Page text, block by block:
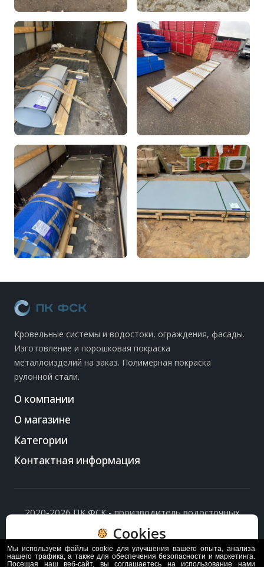
Кровельные системы и водостоки, ограждения, фасады.
Изготовление и порошковая покраска
металлоизделий на заказ. Полимерная покраска
рулонной стали.
О компании
О магазине
Категории
Контактная информация
2020-2026 ПК ФСК - производитель водосточных
Политика обработки персональных данных
на их обработку.
Cookies
Пользуясь сайтом, вы соглашаетесь с политикой
Мы используем файлы cookie для улучшения вашего опыта, анализа
нашего трафика, а также для обеспечения безопасности и маркетинга.
Посещая наш веб-сайт, вы соглашаетесь на использование нами